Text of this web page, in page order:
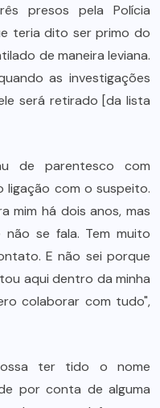
presos pela Polícia
teria dito ser primo do
de maneira leviana.
as investigações
será retirado [da lista
de parentesco com
ligação com o suspeito.
mim há dois anos, mas
se fala. Tem muito
E não sei porque
aqui dentro da minha
colaborar com tudo",
ter tido o nome
por conta de alguma